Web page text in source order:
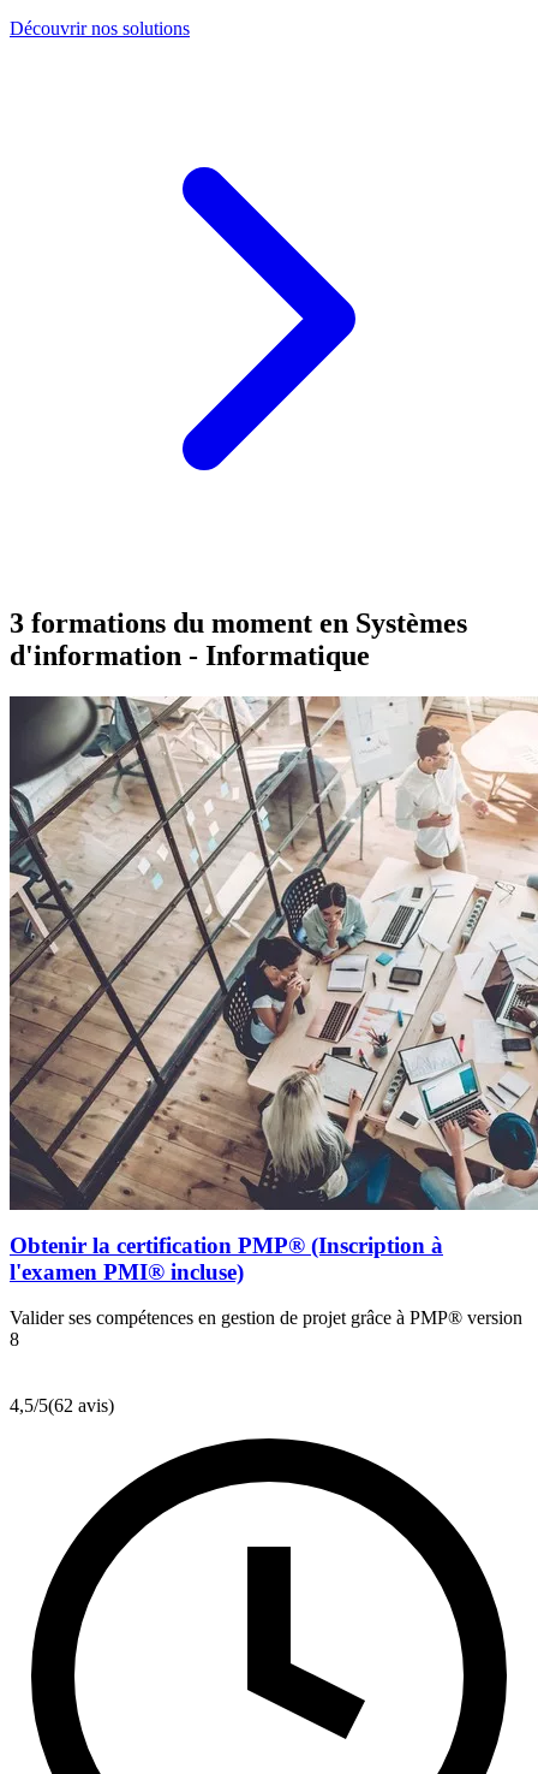
Découvrir nos solutions
3 formations du moment en Systèmes
d'information - Informatique
Obtenir la certification PMP® (Inscription à
l'examen PMI® incluse)
Valider ses compétences en gestion de projet grâce à PMP® version
8
4,5/5(62 avis)